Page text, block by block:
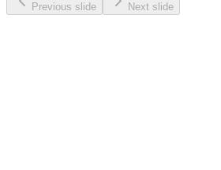
Previous slide Next slide